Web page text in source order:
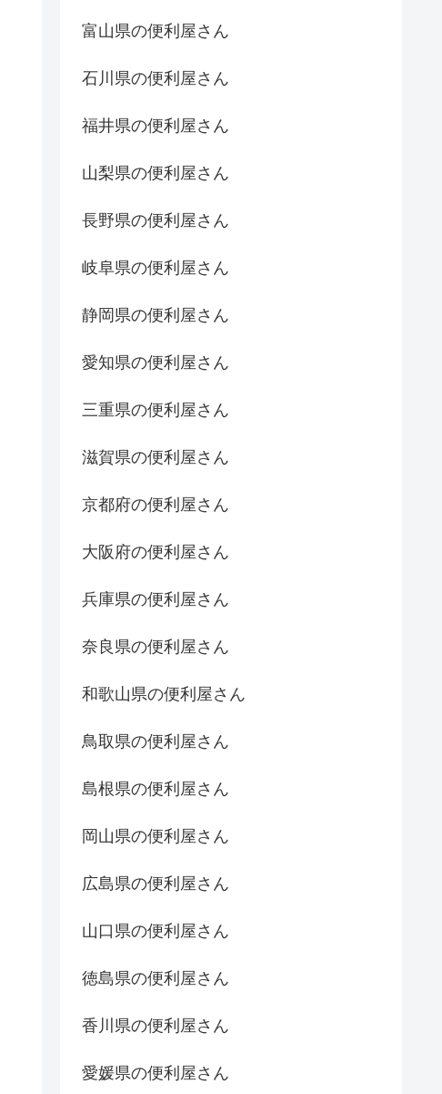
富山県の便利屋さん
石川県の便利屋さん
福井県の便利屋さん
山梨県の便利屋さん
長野県の便利屋さん
岐阜県の便利屋さん
静岡県の便利屋さん
愛知県の便利屋さん
三重県の便利屋さん
滋賀県の便利屋さん
京都府の便利屋さん
大阪府の便利屋さん
兵庫県の便利屋さん
奈良県の便利屋さん
和歌山県の便利屋さん
鳥取県の便利屋さん
島根県の便利屋さん
岡山県の便利屋さん
広島県の便利屋さん
山口県の便利屋さん
徳島県の便利屋さん
香川県の便利屋さん
愛媛県の便利屋さん